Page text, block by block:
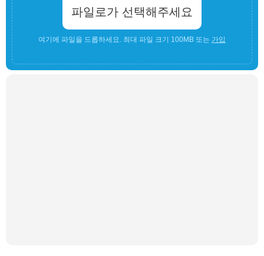
파일로가 선택해주세요
여기에 파일을 드롭하세요. 최대 파일 크기 100MB 또는 가입